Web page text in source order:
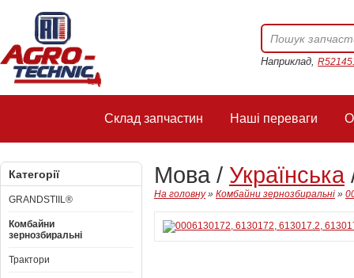
Наприклад,
Склад запчастин Наші переваги
Категорії
GRANDSTIIL®
Комбайни
зернозбиральні
Трактори
Мова / Українська
На головну» Комбайни зернозбиральні »